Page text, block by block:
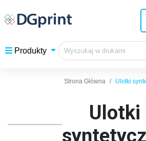
Produkty
Strona Główna Ulotki
Ulotki